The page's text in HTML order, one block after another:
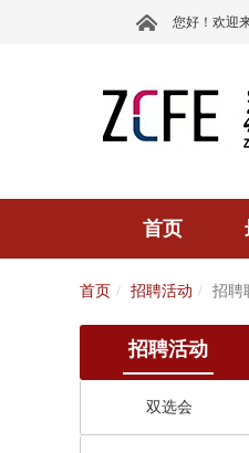
您好！欢迎
首页
首页 招聘活动 招聘
招聘活动
双选会